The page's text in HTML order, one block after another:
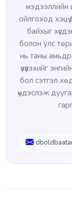
мэдээллийн
ойлгоход
байхыг
болон улс
нь таны
үзүүлэхийг
бол сэтгэл
үндэслэж